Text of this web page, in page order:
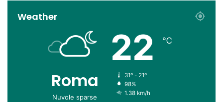
Weather
Roma
Nuvole sparse
22 ℃
31º - 21º
98%
1.38 km/h